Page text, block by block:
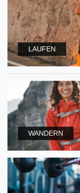
LAUFEN
WANDERN